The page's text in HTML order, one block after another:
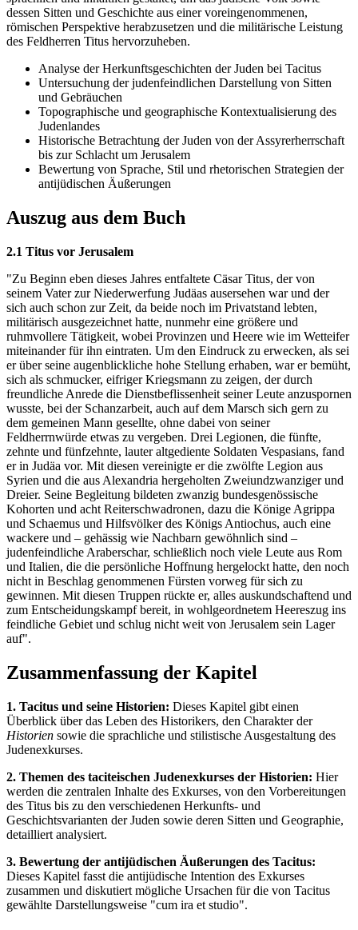
dessen Sitten und Geschichte aus einer voreingenommenen,
römischen Perspektive herabzusetzen und die militärische Leistung
des Feldherren Titus hervorzuheben.
Analyse der Herkunftsgeschichten der Juden bei Tacitus
Untersuchung der judenfeindlichen Darstellung von Sitten
und Gebräuchen
Topographische und geographische Kontextualisierung des
Judenlandes
Historische Betrachtung der Juden von der Assyrerherrschaft
bis zur Schlacht um Jerusalem
Bewertung von Sprache, Stil und rhetorischen Strategien der
antijüdischen Äußerungen
Auszug aus dem Buch
2.1 Titus vor Jerusalem
"Zu Beginn eben dieses Jahres entfaltete Cäsar Titus, der von
seinem Vater zur Niederwerfung Judäas ausersehen war und der
sich auch schon zur Zeit, da beide noch im Privatstand lebten,
militärisch ausgezeichnet hatte, nunmehr eine größere und
ruhmvollere Tätigkeit, wobei Provinzen und Heere wie im Wetteifer
miteinander für ihn eintraten. Um den Eindruck zu erwecken, als sei
er über seine augenblickliche hohe Stellung erhaben, war er bemüht,
sich als schmucker, eifriger Kriegsmann zu zeigen, der durch
freundliche Anrede die Dienstbeflissenheit seiner Leute anzuspornen
wusste, bei der Schanzarbeit, auch auf dem Marsch sich gern zu
dem gemeinen Mann gesellte, ohne dabei von seiner
Feldherrnwürde etwas zu vergeben. Drei Legionen, die fünfte,
zehnte und fünfzehnte, lauter altgediente Soldaten Vespasians, fand
er in Judäa vor. Mit diesen vereinigte er die zwölfte Legion aus
Syrien und die aus Alexandria hergeholten Zweiundzwanziger und
Dreier. Seine Begleitung bildeten zwanzig bundesgenössische
Kohorten und acht Reiterschwadronen, dazu die Könige Agrippa
und Schaemus und Hilfsvölker des Königs Antiochus, auch eine
wackere und – gehässig wie Nachbarn gewöhnlich sind –
judenfeindliche Araberschar, schließlich noch viele Leute aus Rom
und Italien, die die persönliche Hoffnung hergelockt hatte, den noch
nicht in Beschlag genommenen Fürsten vorweg für sich zu
gewinnen. Mit diesen Truppen rückte er, alles auskundschaftend und
zum Entscheidungskampf bereit, in wohlgeordnetem Heereszug ins
feindliche Gebiet und schlug nicht weit von Jerusalem sein Lager
auf".
Zusammenfassung der Kapitel
1. Tacitus und seine Historien: Dieses Kapitel gibt einen
Überblick über das Leben des Historikers, den Charakter der
Historien sowie die sprachliche und stilistische Ausgestaltung des
Judenexkurses.
2. Themen des taciteischen Judenexkurses der Historien: Hier
werden die zentralen Inhalte des Exkurses, von den Vorbereitungen
des Titus bis zu den verschiedenen Herkunfts- und
Geschichtsvarianten der Juden sowie deren Sitten und Geographie,
detailliert analysiert.
3. Bewertung der antijüdischen Äußerungen des Tacitus:
Dieses Kapitel fasst die antijüdische Intention des Exkurses
zusammen und diskutiert mögliche Ursachen für die von Tacitus
gewählte Darstellungsweise "cum ira et studio".